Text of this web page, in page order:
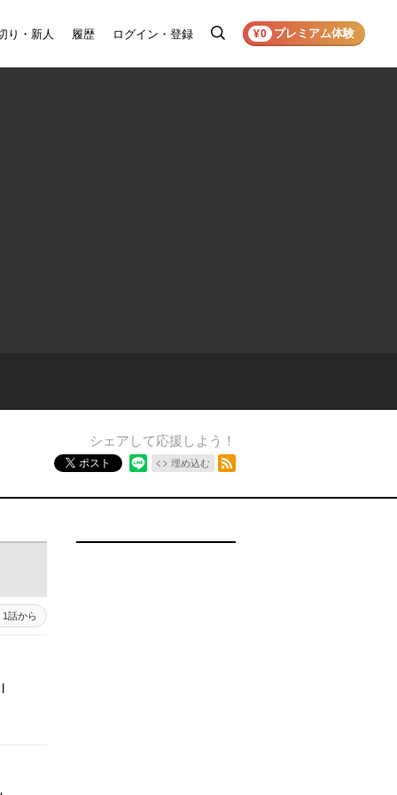
り・新人 履歴 ログイン・登録
検
¥0 プレミアム体験
シェアして応援しよう！
ポスト 埋め込む
1話から